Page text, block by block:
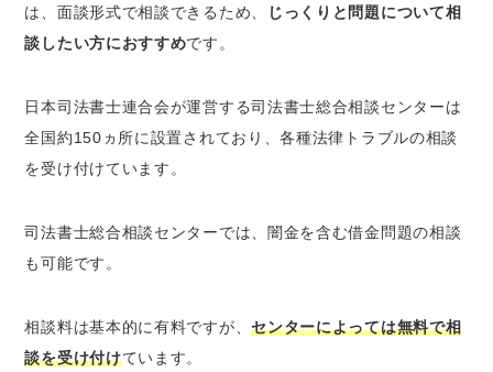
は、面談形式で相談できるため、
じっくりと問題について相
談したい方におすすめです。
日本司法書士連合会が運営する司法書士総合相談センターは
全国約150ヵ所に設置されており、各種法律トラブルの相談
を受け付けています。
司法書士総合相談センターでは、闇金を含む借金問題の相談
も可能です。
相談料は基本的に有料ですが、センターによっては無料で相
談を受け付けています。